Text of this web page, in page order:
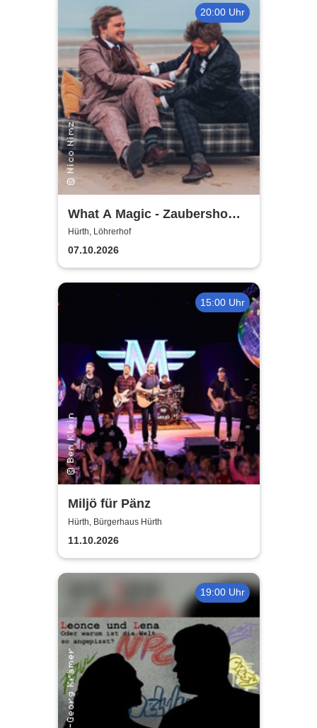
20:00 Uhr
What A Magic - Zaubershow
mit Toby Rudolph und Nico
Nimz
Hürth, Löhrerhof
07.10.2026
15:00 Uhr
Miljö für Pänz
Hürth, Bürgerhaus Hürth
11.10.2026
19:00 Uhr